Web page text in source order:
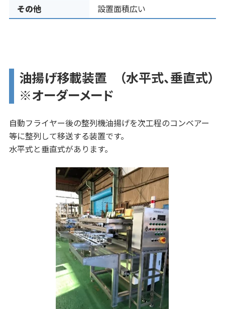
その他
設置面積広い
油揚げ移載装置 （水平式、垂直式）
※オーダーメード
自動フライヤー後の整列機油揚げを次工程のコンベアー
等に整列して移送する装置です。
水平式と垂直式があります。